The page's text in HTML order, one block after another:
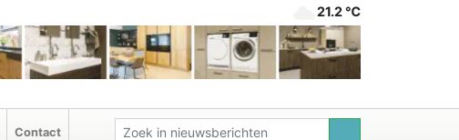
21.2 ℃
Contact